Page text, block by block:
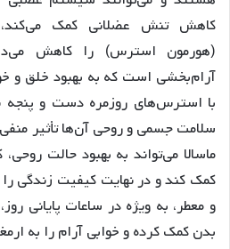
کاهش تنش عضلانی کمک
(هورمون استرس) را کاهش
آرام‌بخشی است که به بهبود خلق و
با استرس‌های روزمره دست و پنجه
سلامت جسمی و روحی آن‌ها تأثیر
ماسالا می‌تواند به بهبود حالت
کمک کند و در نهایت کیفیت زندگی را
و معطر، به ویژه در ساعات پایانی
بدن کمک کرده و خوابی آرام را به